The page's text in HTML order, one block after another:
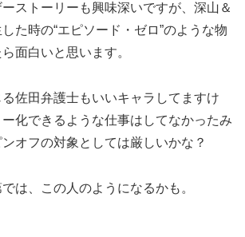
ストーリーも興味深いですが、深山＆
た時の“エピソード・ゼロ”のような物
面白いと思います。
佐田弁護士もいいキャラしてますけ
化できるような仕事はしてなかったみ
オフの対象としては厳しいかな？
は、この人のようになるかも。